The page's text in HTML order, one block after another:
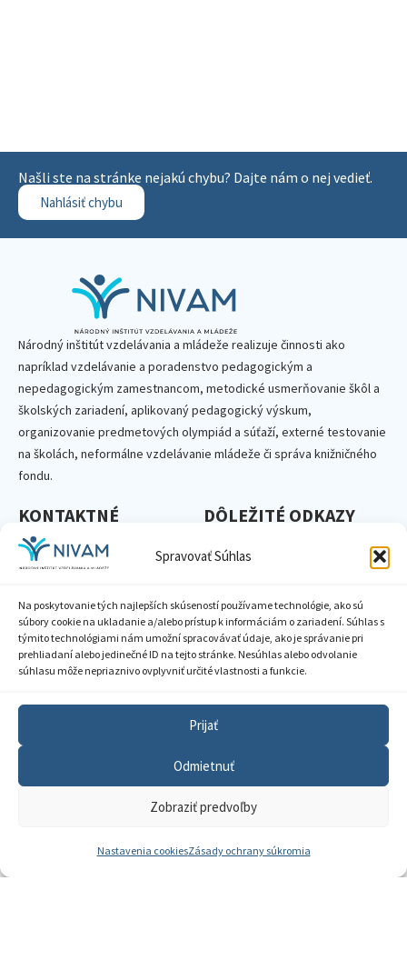
Spravovať Súhlas
Na poskytovanie tých najlepších skúseností používame technológie, ako sú
súbory cookie na ukladanie a/alebo prístup k informáciám o zariadení. Súhlas s
týmito technológiami nám umožní spracovávať údaje, ako je správanie pri
prehliadaní alebo jedinečné ID na tejto stránke. Nesúhlas alebo odvolanie
súhlasu môže nepriaznivo ovplyvniť určité vlastnosti a funkcie.
Prijať
Odmietnuť
Zobraziť predvoľby
Nastavenia cookiesZásady ochrany súkromia
Našli ste na stránke nejakú chybu? Dajte nám o nej vedieť.
Nahlásiť chybu
Národný inštitút vzdelávania a mládeže realizuje činnosti ako
napríklad vzdelávanie a poradenstvo pedagogickým a
nepedagogickým zamestnancom, metodické usmerňovanie škôl a
školských zariadení, aplikovaný pedagogický výskum,
organizovanie predmetových olympiád a súťaží, externé testovanie
na školách, neformálne vzdelávanie mládeže či správa knižničného
fondu.
KONTAKTNÉ
INFORMÁCIE
Národný inštitút vzdelávania a
Stromová 1, 831 01
Bratislava
sekretariat.gr@nivam.sk
IČO: 00164348
DÔLEŽITÉ ODKAZY
Kariéra
Kde nás nájdete
Pracoviská NIVaM
Dokumenty inštitúcie
Knižnica